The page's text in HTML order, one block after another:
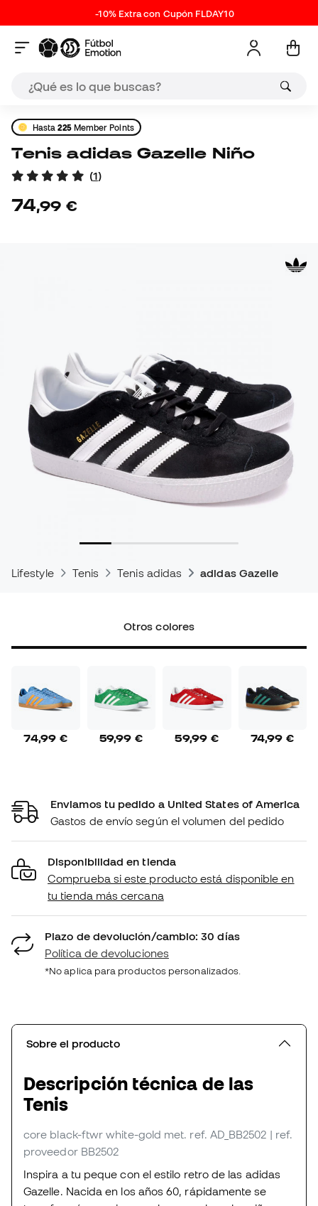
-10% Extra con Cupón FLDAY10
Hasta225Member Points
Tenis adidas Gazelle Niño
(1)
74,99 €
Lifestyle Tenis Tenis adidas adidas Gazelle
Otros colores
74,99 € 59,99 € 59,99 € 74,99 €
Enviamos tu pedido a United States of America
Gastos de envío según el volumen del pedido
Disponibilidad en tienda
Comprueba si este producto está disponible en
tu tienda más cercana
Plazo de devolución/cambio: 30 días
Política de devoluciones
*No aplica para productos personalizados.
Sobre el producto
Descripción técnica de las
Tenis
core black-ftwr white-gold met. ref. AD_BB2502 | ref.
proveedor BB2502
Inspira a tu peque con el estilo retro de las adidas
Gazelle. Nacida en los años 60, rápidamente se